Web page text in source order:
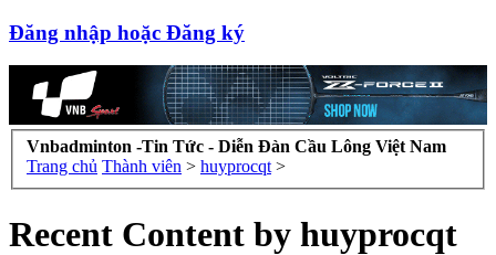
Đăng nhập hoặc Đăng ký
Vnbadminton -Tin Tức - Diễn Đàn Cầu Lông Việt Nam
Trang chủ Thành viên > huyprocqt >
Recent Content by huyprocqt